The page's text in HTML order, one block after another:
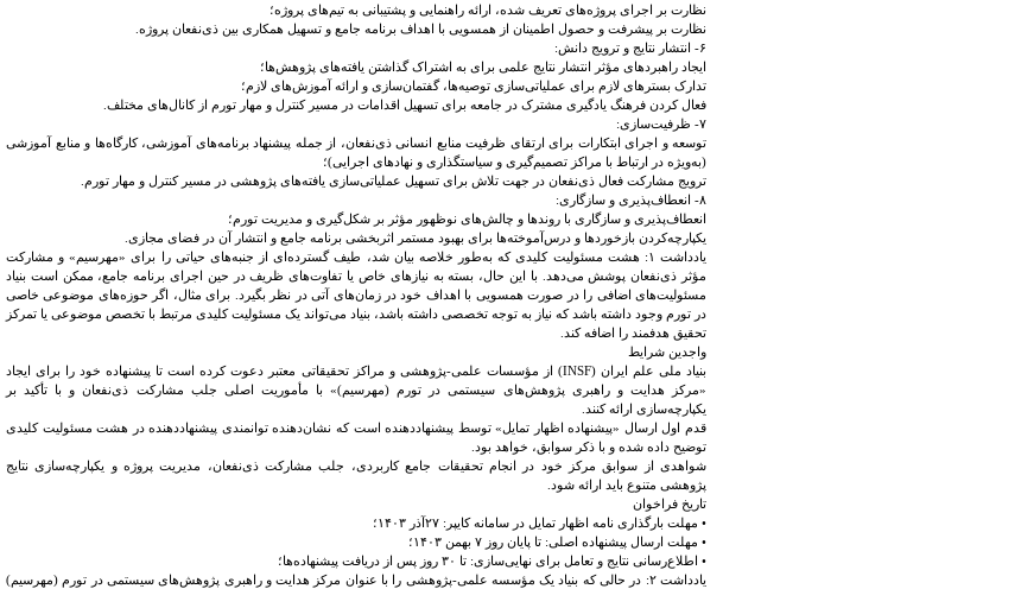
نظارت بر اجرای پروژه‌های تعریف شده، ارائه راهنمایی و پشتیبانی به تیم‌های پروژه؛
نظارت بر پیشرفت و حصول اطمینان از همسویی با اهداف برنامه جامع و تسهیل همکاری بین ذی‌نفعان پروژه.
۶- انتشار نتایج و ترویج دانش:
ایجاد راهبردهای مؤثر انتشار نتایج علمی برای به اشتراک گذاشتن یافته‌های پژوهش‌ها؛
تدارک بسترهای لازم برای عملیاتی‌سازی توصیه‌ها، گفتمان‌سازی و ارائه آموزش‌های لازم؛
فعال کردن فرهنگ یادگیری مشترک در جامعه برای تسهیل اقدامات در مسیر کنترل و مهار تورم از کانال‌های مختلف.
۷- ظرفیت‌سازی:
توسعه و اجرای ابتکارات برای ارتقای ظرفیت منابع انسانی ذی‌نفعان، از جمله پیشنهاد برنامه‌های آموزشی، کارگاه‌ها و منابع آموزشی
(به‌ویژه در ارتباط با مراکز تصمیم‌گیری و سیاستگذاری و نهادهای اجرایی)؛
ترویج مشارکت فعال ذی‌نفعان در جهت تلاش برای تسهیل عملیاتی‌سازی یافته‌های پژوهشی در مسیر کنترل و مهار تورم.
۸- انعطاف‌پذیری و سازگاری:
انعطاف‌پذیری و سازگاری با روندها و چالش‌های نوظهور مؤثر بر شکل‌گیری و مدیریت تورم؛
یکپارچه‌کردن بازخوردها و درس‌آموخته‌ها برای بهبود مستمر اثربخشی برنامه جامع و انتشار آن در فضای مجازی.
یادداشت ۱: هشت مسئولیت کلیدی که به‌طور خلاصه بیان شد، طیف گسترده‌ای از جنبه‌های حیاتی را برای «مهرسیم» و مشارکت
مؤثر ذی‌نفعان پوشش می‌دهد. با این حال، بسته به نیازهای خاص یا تفاوت‌های ظریف در حین اجرای برنامه جامع، ممکن است بنیاد
مسئولیت‌های اضافی را در صورت همسویی با اهداف خود در زمان‌های آتی در نظر بگیرد. برای مثال، اگر حوزه‌های موضوعی خاصی
در تورم وجود داشته باشد که نیاز به توجه تخصصی داشته باشد، بنیاد می‌تواند یک مسئولیت کلیدی مرتبط با تخصص موضوعی یا تمرکز
تحقیق هدفمند را اضافه کند.
واجدین شرایط
بنیاد ملی علم ایران (INSF) از مؤسسات علمی-پژوهشی و مراکز تحقیقاتی معتبر دعوت کرده است تا پیشنهاده خود را برای ایجاد
«مرکز هدایت و راهبری پژوهش‌های سیستمی در تورم (مهرسیم)» با مأموریت اصلی جلب مشارکت ذی‌نفعان و با تأکید بر
یکپارچه‌سازی ارائه کنند.
قدم اول ارسال «پیشنهاده اظهار تمایل» توسط پیشنهاددهنده است که نشان‌دهنده توانمندی پیشنهاددهنده در هشت مسئولیت کلیدی
توضیح داده شده و با ذکر سوابق، خواهد بود.
شواهدی از سوابق مرکز خود در انجام تحقیقات جامع کاربردی، جلب مشارکت ذی‌نفعان، مدیریت پروژه و یکپارچه‌سازی نتایج
پژوهشی متنوع باید ارائه شود.
تاریخ فراخوان
• مهلت بارگذاری نامه اظهار تمایل در سامانه کایپر: ۲۷آذر ۱۴۰۳؛
• مهلت ارسال پیشنهاده اصلی: تا پایان روز ۷ بهمن ۱۴۰۳؛
• اطلاع‌رسانی نتایج و تعامل برای نهایی‌سازی: تا ۳۰ روز پس از دریافت پیشنهاده‌ها؛
یادداشت ۲: در حالی که بنیاد یک مؤسسه علمی-پژوهشی را با عنوان مرکز هدایت و راهبری پژوهش‌های سیستمی در تورم (مهرسیم)